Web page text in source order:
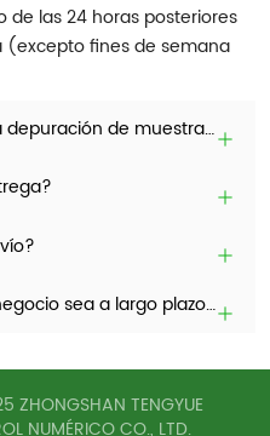
2. ¿Podemos llevar a cabo la depuración de muestras y la prueba de la máquina antes de realizar pedidos?
5.How ¿haces que nuestro negocio sea a largo plazo y una buena relación?
de las 24 horas posteriores
(excepto fines de semana
TENGYUE
NUMÉRICO CO., LTD.